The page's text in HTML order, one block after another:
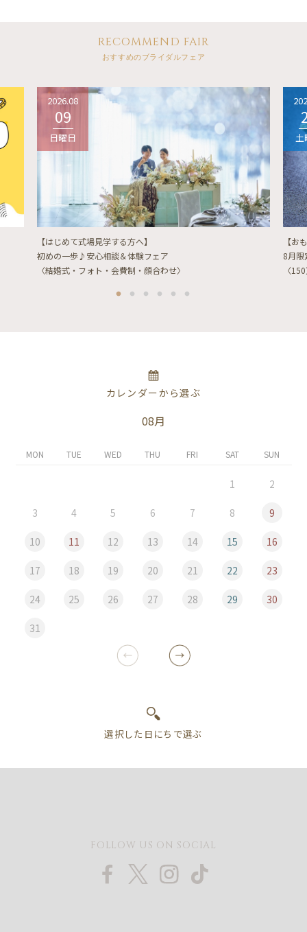
RECOMMEND FAIR
おすすめのブライダルフェア
2026.08
09
日曜日
【はじめて式場見学する方へ】
初めの一歩♪安心相談＆体験フェア
〈結婚式・フォト・会費制・顔合わせ〉
土
【お
8月限
〈
カレンダーから選ぶ
08月
MON TUE WED THU FRI SAT SUN
1 2
3 4 5 6 7 8 9
10 11 12 13 14 15 16
17 18 19 20 21 22 23
24 25 26 27 28 29 30
31
FOLLOW US ON SOCIAL